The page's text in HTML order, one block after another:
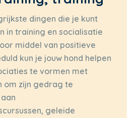
dingen die je kunt
in training en socialisatie
middel van positieve
kun je jouw hond helpen
te vormen met
om zijn gedrag te
geleide